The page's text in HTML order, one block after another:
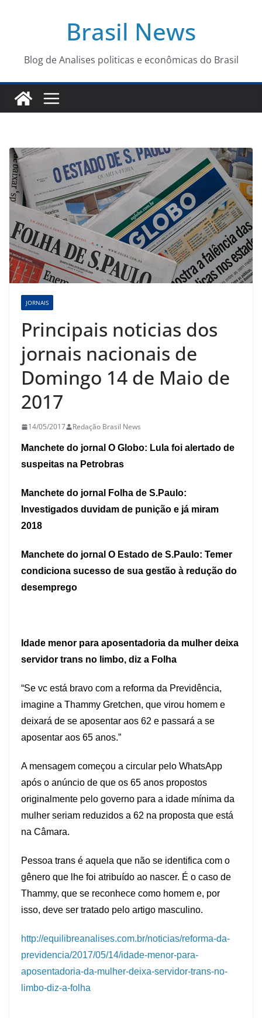
conteúdo
Brasil News
Blog de Analises politicas e econômicas do Brasil
JORNAIS
Principais noticias dos
jornais nacionais de
Domingo 14 de Maio de
2017
14/05/2017 Redação Brasil News
Manchete do jornal O Globo: Lula foi alertado de
suspeitas na Petrobras
Manchete do jornal Folha de S.Paulo:
Investigados duvidam de punição e já miram
2018
Manchete do jornal O Estado de S.Paulo: Temer
condiciona sucesso de sua gestão à redução do
desemprego
Idade menor para aposentadoria da mulher deixa
servidor trans no limbo, diz a Folha
“Se vc está bravo com a reforma da Previdência,
imagine a Thammy Gretchen, que virou homem e
deixará de se aposentar aos 62 e passará a se
aposentar aos 65 anos.”
A mensagem começou a circular pelo WhatsApp
após o anúncio de que os 65 anos propostos
originalmente pelo governo para a idade mínima da
mulher seriam reduzidos a 62 na proposta que está
na Câmara.
Pessoa trans é aquela que não se identifica com o
gênero que lhe foi atribuído ao nascer. É o caso de
Thammy, que se reconhece como homem e, por
isso, deve ser tratado pelo artigo masculino.
http://equilibreanalises.com.br/noticias/reforma-da-
previdencia/2017/05/14/idade-menor-para-
aposentadoria-da-mulher-deixa-servidor-trans-no-
limbo-diz-a-folha